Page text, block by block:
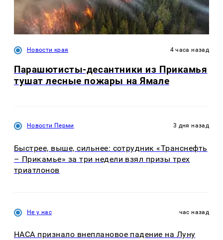
Новости края 4 часа назад
Парашютисты-десантники из Прикамья
тушат лесные пожары на Ямале
Новости Перми 3 дня назад
Быстрее, выше, сильнее: сотрудник «Транснефть
– Прикамье» за три недели взял призы трех
триатлонов
Не у нас час назад
НАСА признало внеплановое падение на Луну